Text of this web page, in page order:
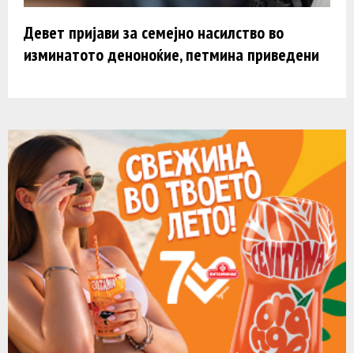
Девет пријави за семејно насилство во
изминатото деноноќие, петмина приведени